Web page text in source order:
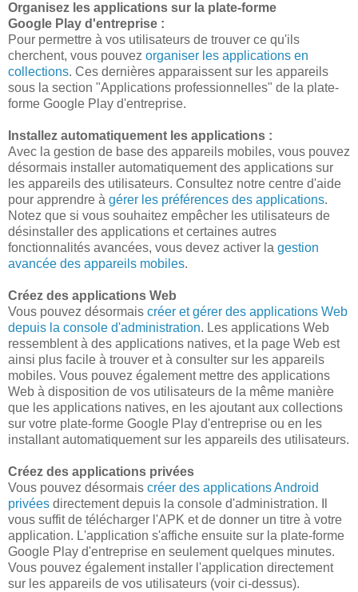
Organisez les applications sur la plate-forme
Google Play d'entreprise :
Pour permettre à vos utilisateurs de trouver ce qu'ils
cherchent, vous pouvez organiser les applications en
collections. Ces dernières apparaissent sur les appareils
sous la section "Applications professionnelles" de la plate-
forme Google Play d'entreprise.
Installez automatiquement les applications :
Avec la gestion de base des appareils mobiles, vous pouvez
désormais installer automatiquement des applications sur
les appareils des utilisateurs. Consultez notre centre d'aide
pour apprendre à gérer les préférences des applications.
Notez que si vous souhaitez empêcher les utilisateurs de
désinstaller des applications et certaines autres
fonctionnalités avancées, vous devez activer la gestion
avancée des appareils mobiles.
Créez des applications Web
Vous pouvez désormais créer et gérer des applications Web
depuis la console d'administration. Les applications Web
ressemblent à des applications natives, et la page Web est
ainsi plus facile à trouver et à consulter sur les appareils
mobiles. Vous pouvez également mettre des applications
Web à disposition de vos utilisateurs de la même manière
que les applications natives, en les ajoutant aux collections
sur votre plate-forme Google Play d'entreprise ou en les
installant automatiquement sur les appareils des utilisateurs.
Créez des applications privées
Vous pouvez désormais créer des applications Android
privées directement depuis la console d'administration. Il
vous suffit de télécharger l'APK et de donner un titre à votre
application. L'application s'affiche ensuite sur la plate-forme
Google Play d'entreprise en seulement quelques minutes.
Vous pouvez également installer l'application directement
sur les appareils de vos utilisateurs (voir ci-dessus).